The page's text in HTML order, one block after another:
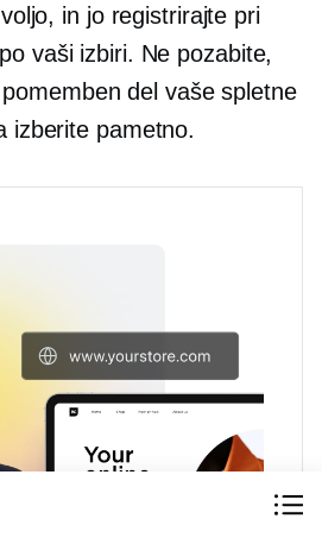
in jo registrirajte pri
vaši izbiri. Ne pozabite,
del vaše spletne
izberite pametno.